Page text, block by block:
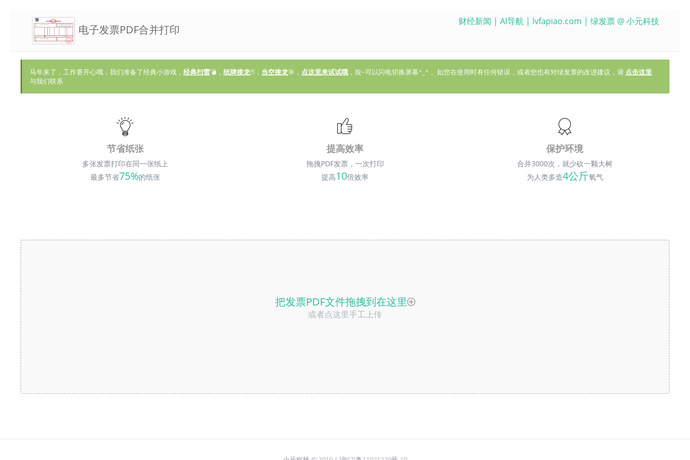
电子发票PDF合并打印
财经新闻 | AI导航 | lvfapiao.com | 绿发票 @小元科技
马年来了，工作要开心哦，我们准备了经典小游戏， 经典扫雷💣， 纸牌接龙🃏， 当空接龙🎯， 点这里来试试哦 ，按~可以闪电切换屏幕^_^， 如您在使用时有任何错误，或者您也有对绿发票的改进建议，请 点击这里
与我们联系
节省纸张
多张发票打印在同一张纸上
最多节省75%的纸张
提高效率
拖拽PDF发票，一次打印
提高10倍效率
保护环境
合并3000次，就少砍一颗大树
为人类多造4公斤氧气
把发票PDF文件拖拽到在这里
或者点这里手工上传